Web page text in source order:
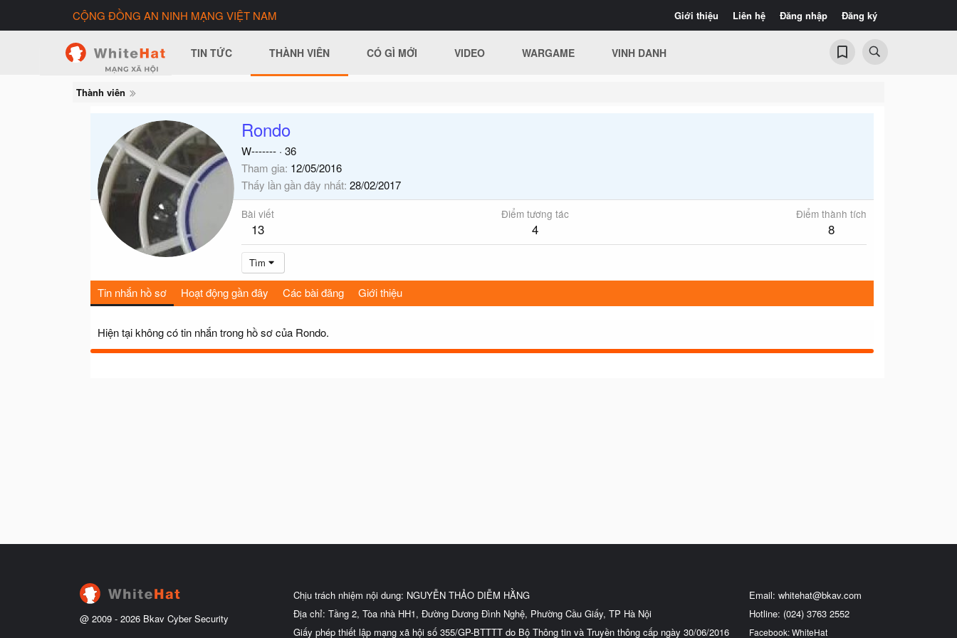
Giới thiệu Liên hệ Đăng nhập Đăng ký
CỘNG ĐỒNG AN NINH MẠNG VIỆT NAM
TIN TỨC THÀNH VIÊN CÓ GÌ MỚI VIDEO WARGAME VINH DANH
Thành viên
Rondo
W------- · 36
Tham gia 12/05/2016
Thấy lần gần đây nhất 28/02/2017
Bài viết
13
Điểm tương tác
4
Điểm thành tích
8
Tìm
Tin nhắn hồ sơ Hoạt động gần đây Các bài đăng Giới thiệu
Hiện tại không có tin nhắn trong hồ sơ của Rondo.
@ 2009 - 2026 Bkav Cyber Security
Chịu trách nhiệm nội dung: NGUYỄN THẢO DIỄM HẰNG
Địa chỉ: Tầng 2, Tòa nhà HH1, Đường Dương Đình Nghệ, Phường Cầu Giấy, TP Hà Nội
Giấy phép thiết lập mạng xã hội số 355/GP-BTTTT do Bộ Thông tin và Truyền thông cấp ngày 30/06/2016
Email: whitehat@bkav.com
Hotline: (024) 3763 2552
Facebook: WhiteHat